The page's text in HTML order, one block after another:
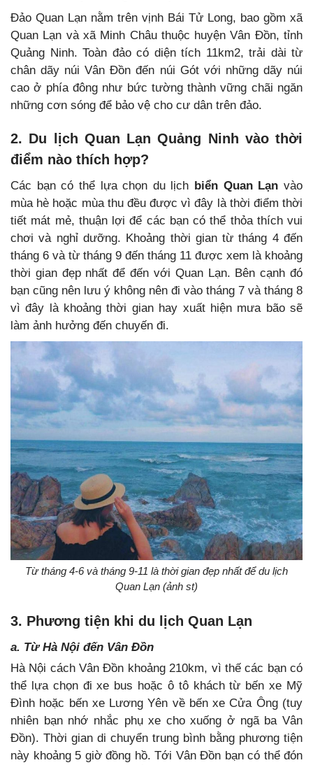
Đảo Quan Lạn nằm trên vịnh Bái Tử Long, bao gồm xã
Quan Lạn và xã Minh Châu thuộc huyện Vân Đồn, tỉnh
Quảng Ninh. Toàn đảo có diện tích 11km2, trải dài từ
chân dãy núi Vân Đồn đến núi Gót với những dãy núi
cao ở phía đông như bức tường thành vững chãi ngăn
những cơn sóng để bảo vệ cho cư dân trên đảo.
2. Du lịch Quan Lạn Quảng Ninh vào thời
điểm nào thích hợp?
Các bạn có thể lựa chọn du lịch biển Quan Lạn vào
mùa hè hoặc mùa thu đều được vì đây là thời điểm thời
tiết mát mẻ, thuận lợi để các bạn có thể thỏa thích vui
chơi và nghỉ dưỡng. Khoảng thời gian từ tháng 4 đến
tháng 6 và từ tháng 9 đến tháng 11 được xem là khoảng
thời gian đẹp nhất để đến với Quan Lạn. Bên cạnh đó
bạn cũng nên lưu ý không nên đi vào tháng 7 và tháng 8
vì đây là khoảng thời gian hay xuất hiện mưa bão sẽ
làm ảnh hưởng đến chuyến đi.
Từ tháng 4-6 và tháng 9-11 là thời gian đẹp nhất để du lịch
Quan Lạn (ảnh st)
3. Phương tiện khi du lịch Quan Lạn
a. Từ Hà Nội đến Vân Đồn
Hà Nội cách Vân Đồn khoảng 210km, vì thế các bạn có
thể lựa chọn đi xe bus hoặc ô tô khách từ bến xe Mỹ
Đình hoặc bến xe Lương Yên về bến xe Cửa Ông (tuy
nhiên bạn nhớ nhắc phụ xe cho xuống ở ngã ba Vân
Đồn). Thời gian di chuyển trung bình bằng phương tiện
này khoảng 5 giờ đồng hồ. Tới Vân Đồn bạn có thể đón